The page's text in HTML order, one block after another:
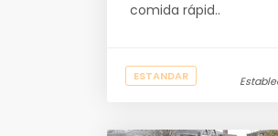
comida rápid..
ESTANDAR